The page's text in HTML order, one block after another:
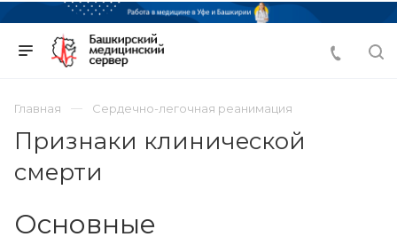
Главная Сердечно-легочная реанимация
Признаки клинической
смерти
Основные